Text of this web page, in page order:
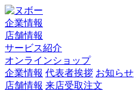
企業情報
店舗情報
サービス紹介
オンラインショップ
企業情報 代表者挨拶 お知らせ
店舗情報 来店受取注文